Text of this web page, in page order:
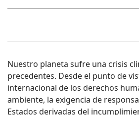
Nuestro planeta sufre una crisis
precedentes. Desde el punto de
internacional de los derechos
ambiente, la exigencia de
Estados derivadas del